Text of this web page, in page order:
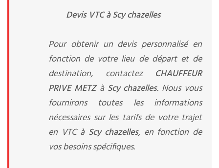
Devis VTC à Scy chazelles
Pour obtenir un devis personnalisé en
fonction de votre lieu de départ et de
destination, contactez CHAUFFEUR
PRIVE METZ à Scy chazelles. Nous vous
fournirons toutes les informations
nécessaires sur les tarifs de votre trajet
en VTC à Scy chazelles, en fonction de
vos besoins spécifiques.